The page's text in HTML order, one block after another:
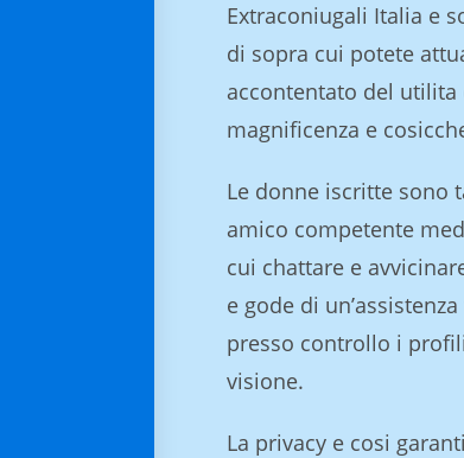
Extraconiugali Italia e
di sopra cui potete
accontentato del utilita
magnificenza e
Le donne iscritte sono
amico competente
cui chattare e
e gode di
presso controllo i
visione.
La privacy e cosi